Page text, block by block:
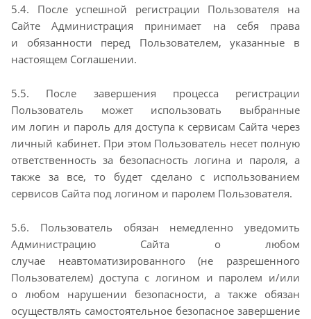
5.4. После успешной регистрации Пользователя на
Сайте Администрация принимает на себя права
и обязанности перед Пользователем, указанные в
настоящем Соглашении.
5.5. После завершения процесса регистрации
Пользователь может использовать выбранные
им логин и пароль для доступа к сервисам Сайта через
личный кабинет. При этом Пользователь несет полную
ответственность за безопасность логина и пароля, а
также за все, то будет сделано с использованием
сервисов Сайта под логином и паролем Пользователя.
5.6. Пользователь обязан немедленно уведомить
Администрацию Сайта о любом
случае неавтоматизированного (не разрешенного
Пользователем) доступа с логином и паролем и/или
о любом нарушении безопасности, а также обязан
осуществлять самостоятельное безопасное завершение